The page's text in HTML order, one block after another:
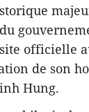
officielle
de son
Hung.